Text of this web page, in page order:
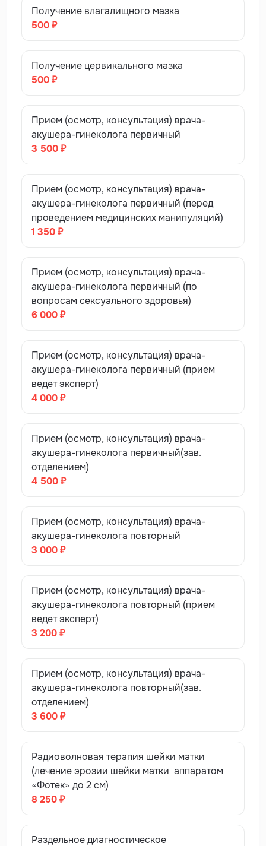
Получение влагалищного мазка
500 ₽
Получение цервикального мазка
500 ₽
Прием (осмотр, консультация) врача-
акушера-гинеколога первичный
3 500 ₽
Прием (осмотр, консультация) врача-
акушера-гинеколога первичный (перед
проведением медицинских манипуляций)
1 350 ₽
Прием (осмотр, консультация) врача-
акушера-гинеколога первичный (по
вопросам сексуального здоровья)
6 000 ₽
Прием (осмотр, консультация) врача-
акушера-гинеколога первичный (прием
ведет эксперт)
4 000 ₽
Прием (осмотр, консультация) врача-
акушера-гинеколога первичный(зав.
отделением)
4 500 ₽
Прием (осмотр, консультация) врача-
акушера-гинеколога повторный
3 000 ₽
Прием (осмотр, консультация) врача-
акушера-гинеколога повторный (прием
ведет эксперт)
3 200 ₽
Прием (осмотр, консультация) врача-
акушера-гинеколога повторный(зав.
отделением)
3 600 ₽
Радиоволновая терапия шейки матки
(лечение эрозии шейки матки аппаратом
«Фотек» до 2 см)
8 250 ₽
Раздельное диагностическое